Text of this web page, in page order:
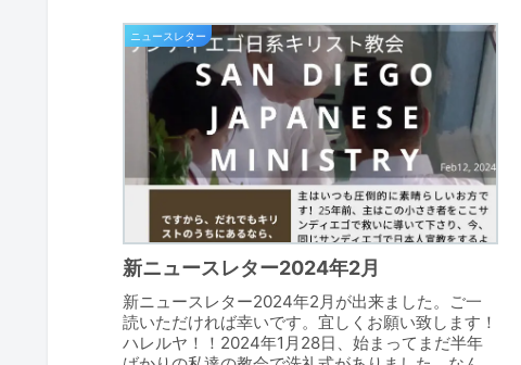
ニュースレター
新ニュースレター2024年2月
新ニュースレター2024年2月が出来ました。ご一
読いただければ幸いです。宜しくお願い致します！
ハレルヤ！！2024年1月28日、始まってまだ半年